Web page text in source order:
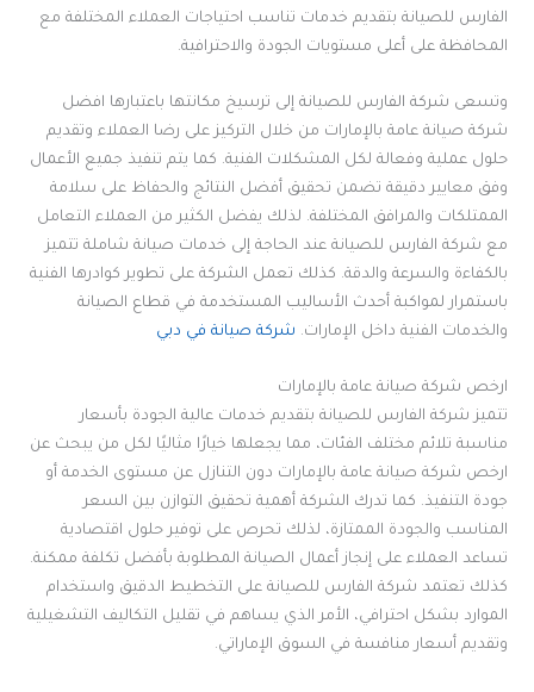
الفارس للصيانة بتقديم خدمات تناسب احتياجات العملاء المختلفة مع
المحافظة على أعلى مستويات الجودة والاحترافية.
وتسعى شركة الفارس للصيانة إلى ترسيخ مكانتها باعتبارها افضل
شركة صيانة عامة بالإمارات من خلال التركيز على رضا العملاء وتقديم
حلول عملية وفعالة لكل المشكلات الفنية. كما يتم تنفيذ جميع الأعمال
وفق معايير دقيقة تضمن تحقيق أفضل النتائج والحفاظ على سلامة
الممتلكات والمرافق المختلفة. لذلك يفضل الكثير من العملاء التعامل
مع شركة الفارس للصيانة عند الحاجة إلى خدمات صيانة شاملة تتميز
بالكفاءة والسرعة والدقة. كذلك تعمل الشركة على تطوير كوادرها الفنية
باستمرار لمواكبة أحدث الأساليب المستخدمة في قطاع الصيانة
والخدمات الفنية داخل الإمارات. شركة صيانة في دبي
ارخص شركة صيانة عامة بالإمارات
تتميز شركة الفارس للصيانة بتقديم خدمات عالية الجودة بأسعار
مناسبة تلائم مختلف الفئات، مما يجعلها خيارًا مثاليًا لكل من يبحث عن
ارخص شركة صيانة عامة بالإمارات دون التنازل عن مستوى الخدمة أو
جودة التنفيذ. كما تدرك الشركة أهمية تحقيق التوازن بين السعر
المناسب والجودة الممتازة، لذلك تحرص على توفير حلول اقتصادية
تساعد العملاء على إنجاز أعمال الصيانة المطلوبة بأفضل تكلفة ممكنة.
كذلك تعتمد شركة الفارس للصيانة على التخطيط الدقيق واستخدام
الموارد بشكل احترافي، الأمر الذي يساهم في تقليل التكاليف التشغيلية
وتقديم أسعار منافسة في السوق الإماراتي.